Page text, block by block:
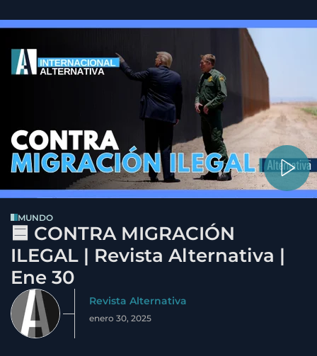
MUNDO
🟦 CONTRA MIGRACIÓN
ILEGAL | Revista Alternativa |
Ene 30
Revista Alternativa
enero 30, 2025